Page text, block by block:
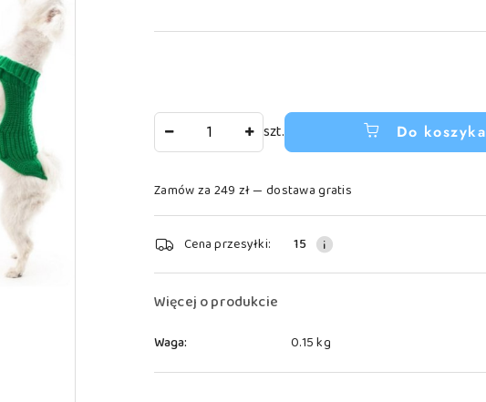
szt. Do koszyka
Zamów za 249 zł — dostawa gratis
Dostępność
i
dostawa
Cena przesyłki: 15
Więcej o produkcie
Waga: 0.15 kg